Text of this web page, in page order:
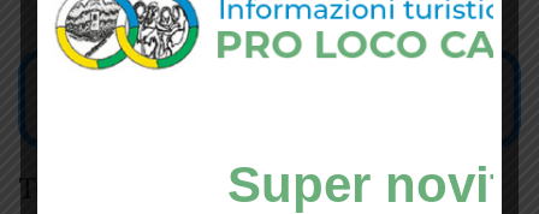
Tesseramento Super